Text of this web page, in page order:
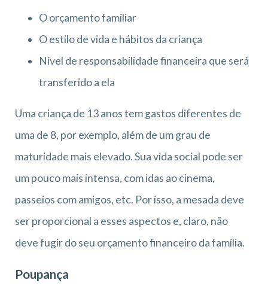
O orçamento familiar
O estilo de vida e hábitos da criança
Nível de responsabilidade financeira que será
transferido a ela
Uma criança de 13 anos tem gastos diferentes de
uma de 8, por exemplo, além de um grau de
maturidade mais elevado. Sua vida social pode ser
um pouco mais intensa, com idas ao cinema,
passeios com amigos, etc. Por isso, a mesada deve
ser proporcional a esses aspectos e, claro, não
deve fugir do seu orçamento financeiro da família.
Poupança